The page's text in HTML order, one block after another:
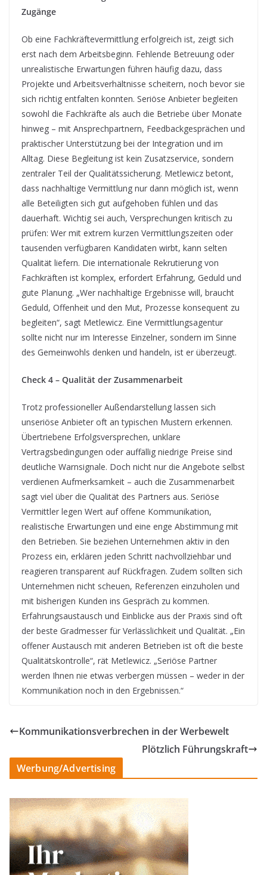
Zugänge
Ob eine Fachkräftevermittlung erfolgreich ist, zeigt sich
erst nach dem Arbeitsbeginn. Fehlende Betreuung oder
unrealistische Erwartungen führen häufig dazu, dass
Projekte und Arbeitsverhältnisse scheitern, noch bevor sie
sich richtig entfalten konnten. Seriöse Anbieter begleiten
sowohl die Fachkräfte als auch die Betriebe über Monate
hinweg – mit Ansprechpartnern, Feedbackgesprächen und
praktischer Unterstützung bei der Integration und im
Alltag. Diese Begleitung ist kein Zusatzservice, sondern
zentraler Teil der Qualitätssicherung. Metlewicz betont,
dass nachhaltige Vermittlung nur dann möglich ist, wenn
alle Beteiligten sich gut aufgehoben fühlen und das
dauerhaft. Wichtig sei auch, Versprechungen kritisch zu
prüfen: Wer mit extrem kurzen Vermittlungszeiten oder
tausenden verfügbaren Kandidaten wirbt, kann selten
Qualität liefern. Die internationale Rekrutierung von
Fachkräften ist komplex, erfordert Erfahrung, Geduld und
gute Planung. „Wer nachhaltige Ergebnisse will, braucht
Geduld, Offenheit und den Mut, Prozesse konsequent zu
begleiten“, sagt Metlewicz. Eine Vermittlungsagentur
sollte nicht nur im Interesse Einzelner, sondern im Sinne
des Gemeinwohls denken und handeln, ist er überzeugt.
Check 4 – Qualität der Zusammenarbeit
Trotz professioneller Außendarstellung lassen sich
unseriöse Anbieter oft an typischen Mustern erkennen.
Übertriebene Erfolgsversprechen, unklare
Vertragsbedingungen oder auffällig niedrige Preise sind
deutliche Warnsignale. Doch nicht nur die Angebote selbst
verdienen Aufmerksamkeit – auch die Zusammenarbeit
sagt viel über die Qualität des Partners aus. Seriöse
Vermittler legen Wert auf offene Kommunikation,
realistische Erwartungen und eine enge Abstimmung mit
den Betrieben. Sie beziehen Unternehmen aktiv in den
Prozess ein, erklären jeden Schritt nachvollziehbar und
reagieren transparent auf Rückfragen. Zudem sollten sich
Unternehmen nicht scheuen, Referenzen einzuholen und
mit bisherigen Kunden ins Gespräch zu kommen.
Erfahrungsaustausch und Einblicke aus der Praxis sind oft
der beste Gradmesser für Verlässlichkeit und Qualität. „Ein
offener Austausch mit anderen Betrieben ist oft die beste
Qualitätskontrolle“, rät Metlewicz. „Seriöse Partner
werden Ihnen nie etwas verbergen müssen – weder in der
Kommunikation noch in den Ergebnissen.“
Kommunikationsverbrechen in der Werbewelt
Plötzlich Führungskraft
Werbung/Advertising